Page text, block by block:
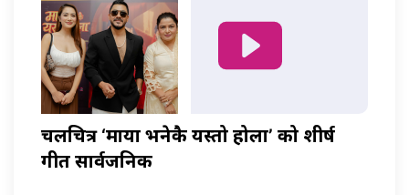
चलचित्र ‘माया भनेकै यस्तो होला’ को शीर्ष
गीत सार्वजनिक